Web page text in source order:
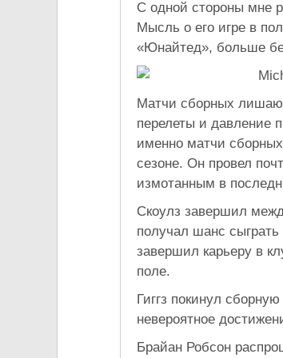
С одной стороны мне
Мысль о его игре в
«Юнайтед», больше
Матчи сборных
перелеты и давление
именно матчи
сезоне. Он провел
измотанным в
Скоулз завершил
получал шанс
завершил карьеру в
поле.
Гиггз покинул
невероятное
Брайан Робсон